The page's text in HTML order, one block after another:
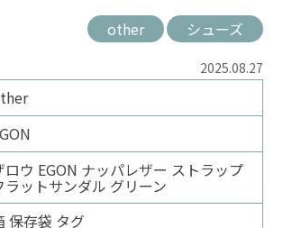
other シューズ
2025.08.27
ロウ EGON ナッパレザー ストラップ
ラットサンダル グリーン
保存袋 タグ